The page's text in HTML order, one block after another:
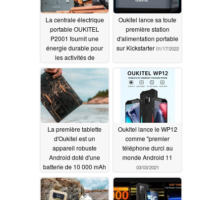
La centrale électrique
portable OUKITEL
P2001 fournit une
énergie durable pour
les activités de
camping et les
appareils ménagers
(Ad)09/26/2022
Oukitel lance sa toute
première station
d'alimentation portable
sur Kickstarter 01/17/2022
La première tablette
d'Oukitel est un
appareil robuste
Android doté d'une
batterie de 10 000 mAh
11/21/2021
Oukitel lance le WP12
comme "premier
téléphone durci au
monde Android 11
03/03/2021